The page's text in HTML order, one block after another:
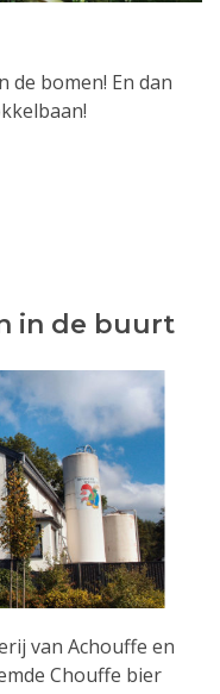
de bomen! En dan
in de buurt
van Achouffe en
Chouffe bier